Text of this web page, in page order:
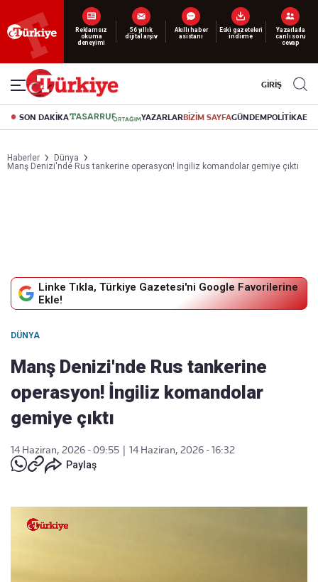
Reklamsız
okuma
deneyimi
56 yıllık
dijital arşiv
Akıllı haber
asistanı
Eski gazeteleri
indirme
Yazarlarla
canlı soru
cevap
GİRİŞ
SON DAKİKA YAZARLARBİZİM SAYFAGÜNDEMPOLİTİKA
Haberler
Dünya
Manş Denizi'nde Rus tankerine operasyon! İngiliz komandolar gemiye çıktı
Linke Tıkla, Türkiye Gazetesi'ni Google Favorilerine
Ekle!
DÜNYA
Manş Denizi'nde Rus tankerine
operasyon! İngiliz komandolar
gemiye çıktı
14 Haziran, 2026 - 09:55
14 Haziran, 2026 - 16:32
Paylaş